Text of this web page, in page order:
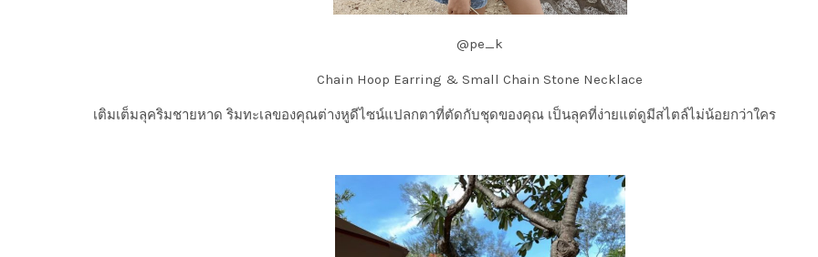
@pe_k
Chain Hoop Earring & Small Chain Stone Necklace
เติมเต็มลุคริมชายหาด ริมทะเลของคุณต่างหูดีไซน์แปลกตาที่ตัดกับชุดของคุณ เป็นลุคที่ง่ายแต่ดูมีสไตล์ไม่น้อยกว่าใคร